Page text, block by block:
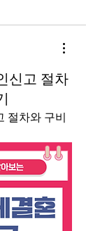
신고 절차
절차와 구비